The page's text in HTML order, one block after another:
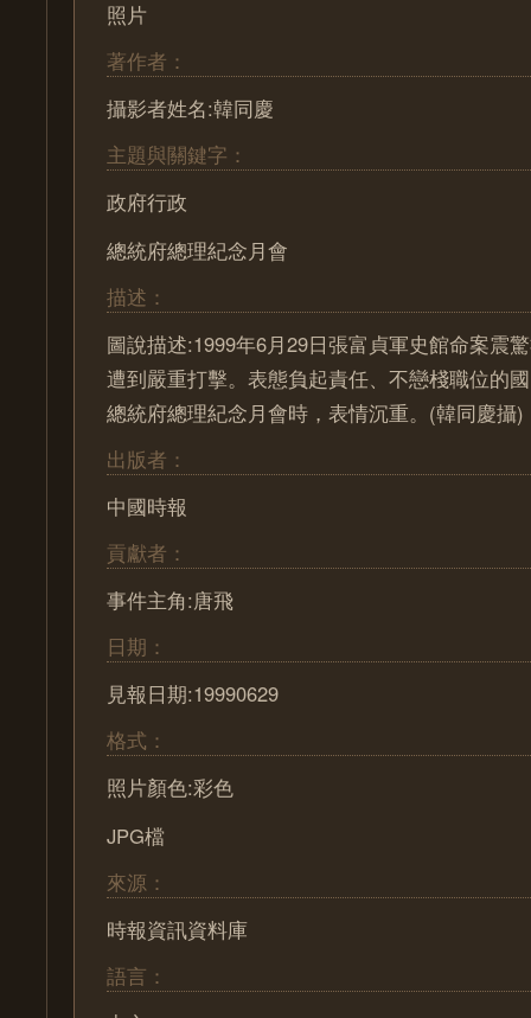
照片
著作者：
攝影者姓名:韓同慶
主題與關鍵字：
政府行政
總統府總理紀念月會
描述：
圖說描述:1999年6月29日張富貞軍史館命案震
遭到嚴重打擊。表態負起責任、不戀棧職位的
總統府總理紀念月會時，表情沉重。(韓同慶攝)
出版者：
中國時報
貢獻者：
事件主角:唐飛
日期：
見報日期:19990629
格式：
照片顏色:彩色
JPG檔
來源：
時報資訊資料庫
語言：